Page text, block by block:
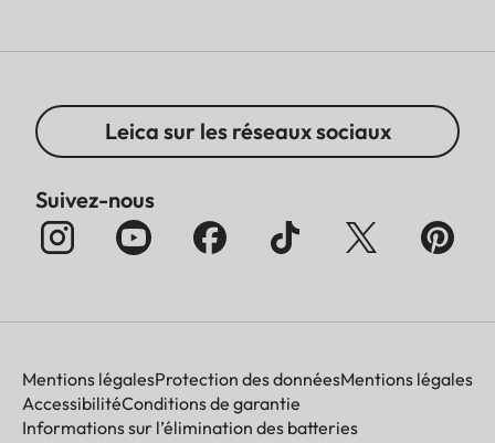
Leica sur les réseaux sociaux
Suivez-nous
Mentions légalesProtection des donnéesMentions légales
AccessibilitéConditions de garantie
Informations sur l’élimination des batteries